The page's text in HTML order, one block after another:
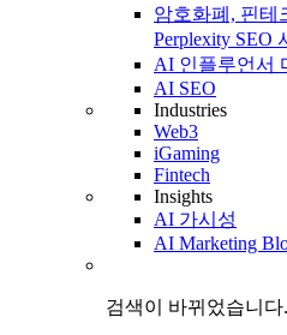
암호화폐, 핀테
Perplexity SEO
AI 인플루언서
AI SEO
Industries
Web3
iGaming
Fintech
Insights
AI 가시성
AI Marketing
검색이 바뀌었습니다.